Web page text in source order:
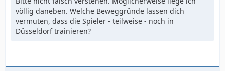
völlig daneben. Welche Beweggründe lassen dich
vermuten, dass die Spieler - teilweise - noch in
Düsseldorf trainieren?